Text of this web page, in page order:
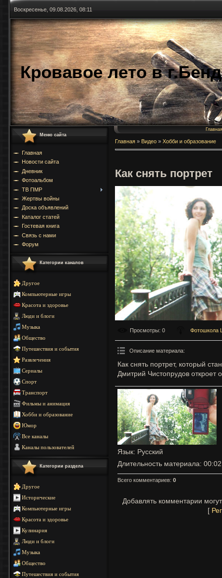
Воскресенье, 09.08.2026, 08:11
Кровавое лето в
Меню сайта
Главная
Новости сайта
Дневник
Фотоальбом
ТВ ПМР
Жертвы войны
Доска объявлений
Каталог статей
Гостевая книга
Связь с нами
Форум
Категории каналов
Другое
Компьютерные игры
Красота и здоровье
Люди и блоги
Музыка
Общество
Путешествия и события
Развлечения
Сериалы
Спорт
Транспорт
Фильмы и анимация
Хобби и образование
Юмор
Все каналы
Каналы пользователей
Категории раздела
Другое
Исторические
Компьютерные игры
Красота и здоровье
Кулинария
Люди и блоги
Музыка
Общество
Путешествия и события
Главная
Главная » Видео » Хобби и образование
Как снять портрет
Просмотры: 0 Фотошкола
Описание материала:
Как снять портрет, который
Дмитрий Чистопрудов
Язык: Русский
Длительность материала:
Всего комментариев: 0
Добавлять комментарии
[